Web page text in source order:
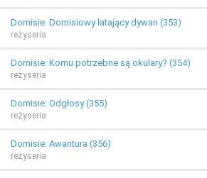
Domisie: Domisiowy latający dywan (353)
reżyseria
Domisie: Komu potrzebne są okulary? (354)
reżyseria
Domisie: Odgłosy (355)
reżyseria
Domisie: Awantura (356)
reżyseria